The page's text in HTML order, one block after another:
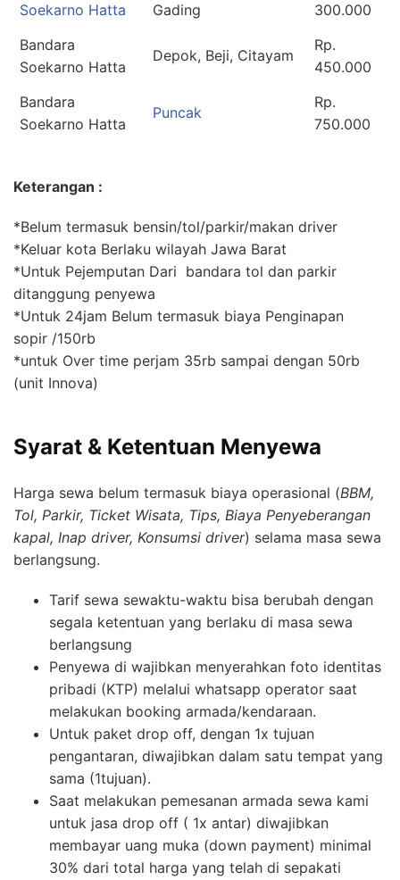
Soekarno Hatta
Gading
300.000
Bandara
Soekarno Hatta
Depok, Beji, Citayam
Rp.
450.000
Bandara
Soekarno Hatta
Puncak
Rp.
750.000
Keterangan :
*Belum termasuk bensin/tol/parkir/makan driver
*Keluar kota Berlaku wilayah Jawa Barat
*Untuk Pejemputan Dari bandara tol dan parkir
ditanggung penyewa
*Untuk 24jam Belum termasuk biaya Penginapan
sopir /150rb
*untuk Over time perjam 35rb sampai dengan 50rb
(unit Innova)
Syarat & Ketentuan Menyewa
Harga sewa belum termasuk biaya operasional (BBM,
Tol, Parkir, Ticket Wisata, Tips, Biaya Penyeberangan
kapal, Inap driver, Konsumsi driver) selama masa sewa
berlangsung.
Tarif sewa sewaktu-waktu bisa berubah dengan
segala ketentuan yang berlaku di masa sewa
berlangsung
Penyewa di wajibkan menyerahkan foto identitas
pribadi (KTP) melalui whatsapp operator saat
melakukan booking armada/kendaraan.
Untuk paket drop off, dengan 1x tujuan
pengantaran, diwajibkan dalam satu tempat yang
sama (1tujuan).
Saat melakukan pemesanan armada sewa kami
untuk jasa drop off ( 1x antar) diwajibkan
membayar uang muka (down payment) minimal
30% dari total harga yang telah di sepakati